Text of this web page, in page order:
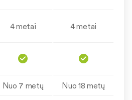
4 metai 4 metai
Nuo 7 metų Nuo 18 metų